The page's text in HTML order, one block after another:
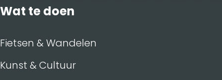
Wat te doen
Fietsen & Wandelen
Kunst & Cultuur